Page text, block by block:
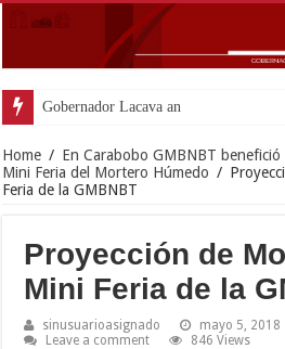
Gobernador Lacava anunció colocació
Home / En Carabobo GMBNBT
Mini Feria del Mortero Húmedo /
Feria de la GMBNBT
Proyección de
Mini Feria de la
sinusuarioasignado
mayo 5, 2018
Leave a comment
846 Views